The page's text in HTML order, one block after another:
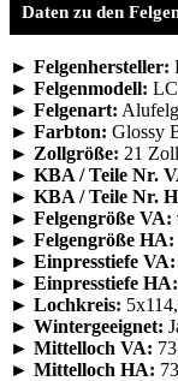
Daten zu den
► Felgenhersteller:
► Felgenmodell:
► Felgenart:
► Farbton: Glossy
► Zollgröße: 21 Zoll
► KBA / Teile Nr.
► KBA / Teile Nr.
► Felgengröße VA:
► Felgengröße HA:
► Einpresstiefe VA:
► Einpresstiefe HA:
► Lochkreis:
► Wintergeeignet:
► Mittelloch VA:
► Mittelloch HA: